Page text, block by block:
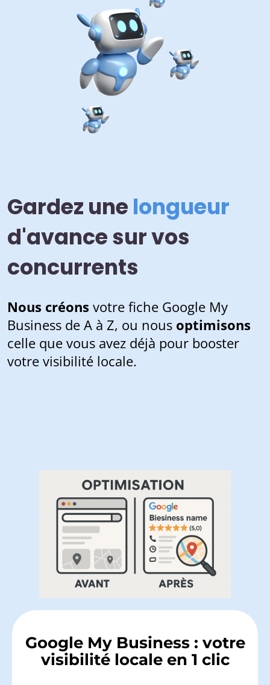
Gardez une longueur
d'avance sur vos
concurrents
Nous créons votre fiche Google My
Business de A à Z, ou nous optimisons
celle que vous avez déjà pour booster
votre visibilité locale.
Google My Business : votre
visibilité locale en 1 clic